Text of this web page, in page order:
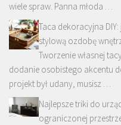
wiele spraw. Panna młoda …
Taca dekoracyjna
stylową ozdobę
Tworzenie własnej
dodanie osobistego akcentu
projekt był udany, musisz …
Najlepsze triki do
ograniczonej